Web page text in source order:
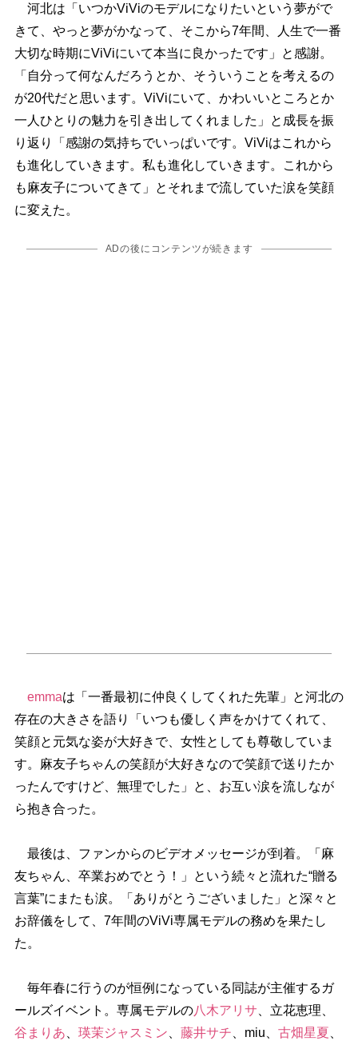
河北は「いつかViViのモデルになりたいという夢がで
きて、やっと夢がかなって、そこから7年間、人生で一番
大切な時期にViViにいて本当に良かったです」と感謝。
「自分って何なんだろうとか、そういうことを考えるの
が20代だと思います。ViViにいて、かわいいところとか
一人ひとりの魅力を引き出してくれました」と成長を振
り返り「感謝の気持ちでいっぱいです。ViViはこれから
も進化していきます。私も進化していきます。これから
も麻友子についてきて」とそれまで流していた涙を笑顔
に変えた。
ADの後にコンテンツが続きます
emmaは「一番最初に仲良くしてくれた先輩」と河北の
存在の大きさを語り「いつも優しく声をかけてくれて、
笑顔と元気な姿が大好きで、女性としても尊敬していま
す。麻友子ちゃんの笑顔が大好きなので笑顔で送りたか
ったんですけど、無理でした」と、お互い涙を流しなが
ら抱き合った。
最後は、ファンからのビデオメッセージが到着。「麻
友ちゃん、卒業おめでとう！」という続々と流れた“贈る
言葉”にまたも涙。「ありがとうございました」と深々と
お辞儀をして、7年間のViVi専属モデルの務めを果たし
た。
毎年春に行うのが恒例になっている同誌が主催するガ
ールズイベント。専属モデルの八木アリサ 、立花恵理、
谷まりあ
瑛茉ジャスミン 藤井サチ 、miu、 古畑星夏